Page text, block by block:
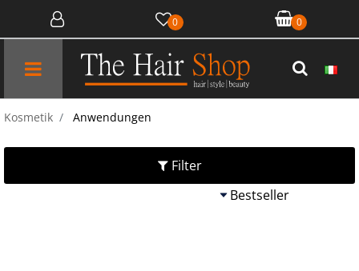
0 0
Open menu
Kosmetik Anwendungen
Filter